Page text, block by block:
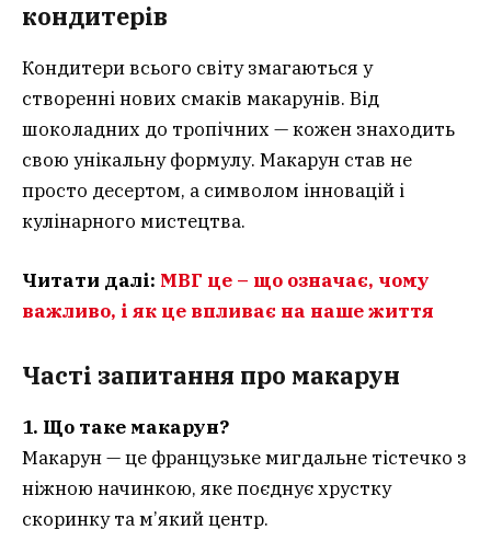
кондитерів
Кондитери всього світу змагаються у
створенні нових смаків макарунів. Від
шоколадних до тропічних — кожен знаходить
свою унікальну формулу. Макарун став не
просто десертом, а символом інновацій і
кулінарного мистецтва.
Читати далі: МВГ це – що означає, чому
важливо, і як це впливає на наше життя
Часті запитання про макарун
1. Що таке макарун?
Макарун — це французьке мигдальне тістечко з
ніжною начинкою, яке поєднує хрустку
скоринку та м’який центр.